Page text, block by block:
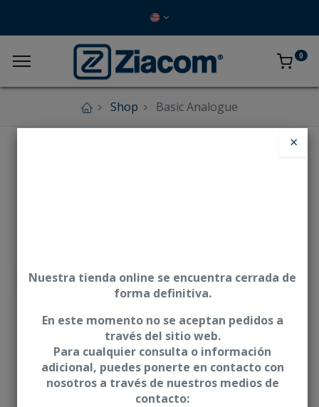
0
Shop Basic Analogue
×
Nuestra tienda online se encuentra cerrada de
forma definitiva.
En este momento no se aceptan pedidos a
través del sitio web.
Para cualquier consulta o información
adicional, puedes ponerte en contacto con
nosotros a través de nuestros medios de
contacto: